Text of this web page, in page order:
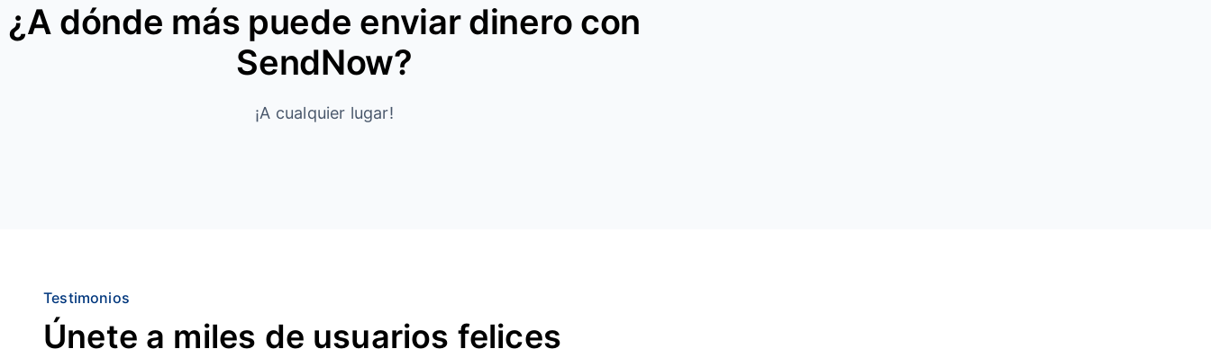
¿A dónde más puede enviar dinero con
SendNow?
¡A cualquier lugar!
Testimonios
Únete a miles de usuarios felices